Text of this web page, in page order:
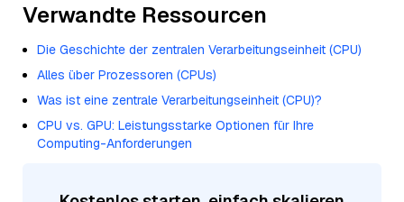
Verwandte Ressourcen
Die Geschichte der zentralen Verarbeitungseinheit (CPU)
Alles über Prozessoren (CPUs)
Was ist eine zentrale Verarbeitungseinheit (CPU)?
CPU vs. GPU: Leistungsstarke Optionen für Ihre
Computing-Anforderungen